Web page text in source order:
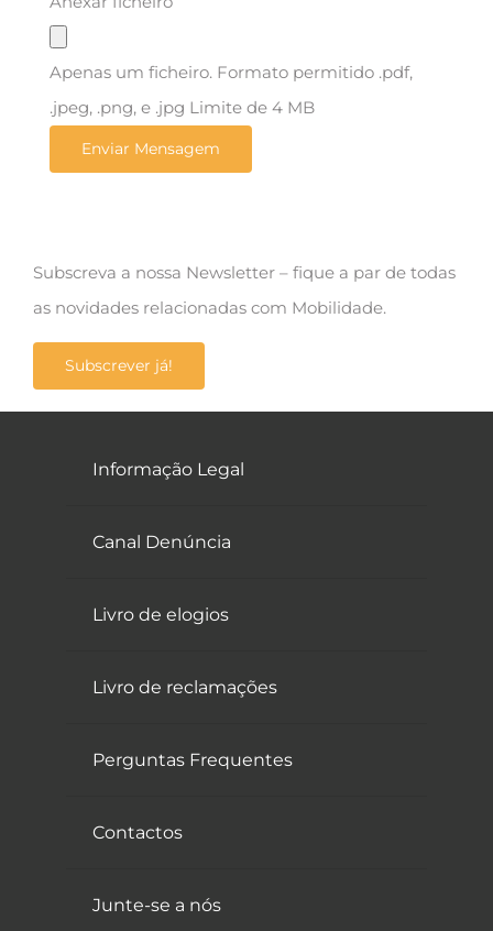
Apenas um ficheiro. Formato permitido .pdf,
.jpeg, .png, e .jpg Limite de 4 MB
Subscreva a nossa Newsletter – fique a par de todas
as novidades relacionadas com Mobilidade.
Subscrever já!
Informação Legal
Canal Denúncia
Livro de elogios
Livro de reclamações
Perguntas Frequentes
Contactos
Junte-se a nós